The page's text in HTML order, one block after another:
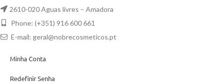
2610-020 Aguas livres – Amadora
Phone: (+351) 916 600 661
E-mail: geral@nobrecosmeticos.pt
Minha Conta
Redefinir Senha